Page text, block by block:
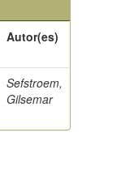
Autor(es)
Sefstroem,
Gilsemar